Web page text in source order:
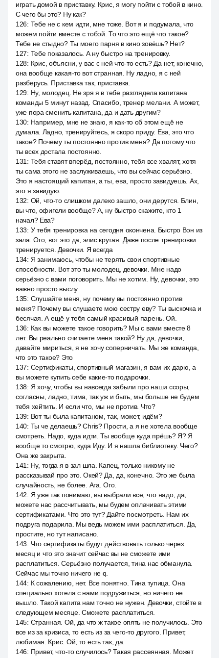
играть домой в приставку. Крис, я могу пойти с тобой в кино.
С чего бы это? Ну как?
126: Тебе не с кем идти, мне тоже. Вот я и подумала, что
можем пойти вместе с тобой. То что это ещё что такое?
Тебе не стыдно? Ты моего парня в кино зовёшь? Нет?
127: Тебе показалось. А ну быстро на тренировку.
128: Крис, объясни, у вас с ней что-то есть? Да нет, конечно,
она вообще какая-то вот странная. Ну ладно, я с ней
разберусь. Приставка так, приставка.
129: Ну, молодец. Не зря я в тебе разглядела капитана
команды 5 минут назад. Спасибо, тренер мелани. А может,
уже пора сменить капитана, да и дать другим?
130: Например, мне не знаю, я как-то об этом ещё не
думала. Ладно, тренируйтесь, я скоро приду. Ева, это что
такое? Почему ты постоянно против меня? Да потому что
ты всех достала постоянно.
131 : Тебя ставят вперёд, постоянно, тебя все хвалят, хотя
ты сама этого не заслуживаешь, что вы сейчас серьёзно.
Это я настоящий капитан, а ты, ева, просто завидуешь. Ах,
это я завидую.
132: Ой, что-то слишком далеко зашло, они дерутся. Блин,
вы что, офигели вообще? А, ну быстро скажите, кто 1
начал? Ева?
133: У тебя тренировка на сегодня окончена. Быстро Вон из
зала. Ого, вот это да, элис крутая. Даже после тренировки
тренируется. Девочки. Я всегда
134: Я занимаюсь, чтобы не терять свои спортивные
способности. Вот это ты молодец, девочки. Мне надо
серьёзно с вами поговорить. Мы не хотим. Ну, девочки, это
важно просто выслу.
135: Слушайте меня, ну почему вы постоянно против
меня? Почему вы слушаете мою сестру еву? Ты выскочка и
бесячая. А ещё у тебя самый красивый парень. Ой.
136: Как вы можете такое говорить? Мы с вами вместе 8
лет. Вы реально считаете меня такой? Ну да, девочки,
давайте мириться, я не хочу соперничать. Мы же команда,
что это такое? Это
137: Сертификаты, спортивный магазин, я вам их дарю, а
вы можете купить себе какие-то подарочки.
138: Я хочу, чтобы вы навсегда забыли про наши ссоры,
согласны, ладно, тима, так уж и быть, мы больше не будем
тебя хейтить. И если что, мы не против. Что?
139: Вот ты была капитаном, так, может, идём?
140: Ты че делаешь? Chris? Прости, а я не хотела вообще
смотреть. Надо, куда идти. Ты вообще куда прёшь? Я? Я
вообще то смотрю, куда Иду. И я нашла библиотеку. Чего?
Она же закрыта.
141 : Ну, тогда я в зал шла. Капец, только никому не
рассказывай про это. Окей? Да, да, конечно. Это же была
случайность, не более. Ага. Ого.
142: Я уже так понимаю, вы выбрали все, что надо, да,
можете нас рассчитывать, мы будем оплачивать этими
сертификатами. Что это тут? Дайте посмотреть. Нам их
подруга подарила. Мы ведь можем ими расплатиться. Да,
простите, но тут написано.
143: Что сертификаты будут действовать только через
месяц и что это значит сейчас вы не сможете ими
расплатиться. Серьёзно получается, тина нас обманула.
Сейчас мы точно ничего не q.
144: К сожалению, нет. Все понятно. Тина тупица. Она
специально хотела с нами подружиться, но ничего не
вышло. Такой капита нам точно не нужен. Девочки, стойте в
следующем месяце. Сможете расплатиться.
145: Странная. Ой, да что ж такое опять не получилось. Это
все из за кризиса, то есть из за чего-то другого. Привет,
любимая. Крис. Ой, то есть так, да.
146: Привет, что-то случилось? Такая рассеянная. Может